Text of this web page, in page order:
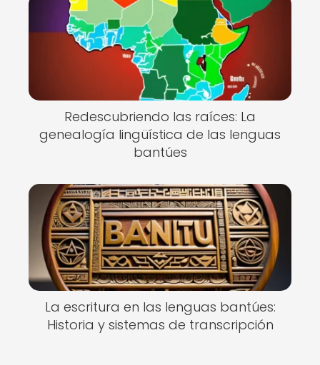
Redescubriendo las raíces: La
genealogía lingüística de las lenguas
bantúes
La escritura en las lenguas bantúes:
Historia y sistemas de transcripción